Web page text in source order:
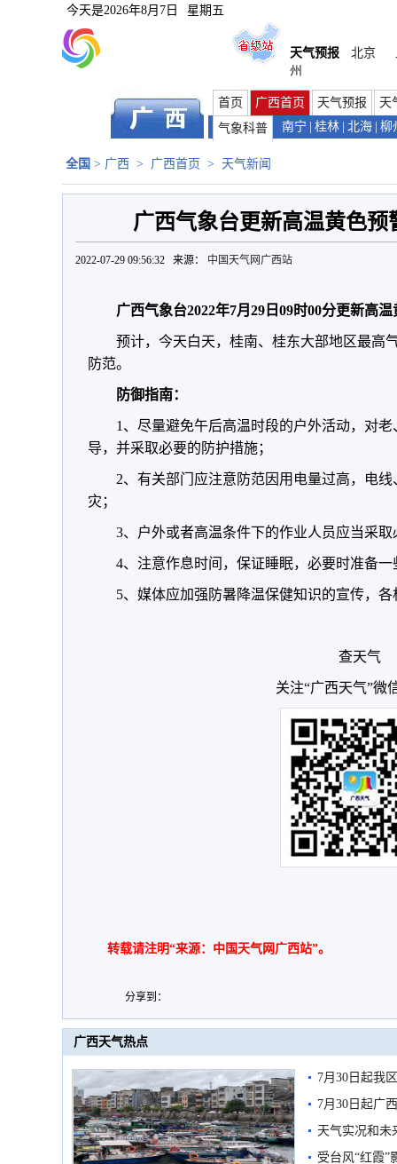
今天是2026年8月7日 星期五
天气预报 北京
州
首页 广西首页 天气预报
天
气象科普
南宁 桂林 北海 柳
全国 > 广西 > 广西首页 > 天气新闻
广西气象台更新高温黄色预
2022-07-29 09:56:32 来源： 中国天气网广西站
广西气象台2022年7月29日09时00分更新高
预计，今天白天，桂南、桂东大部地区最
防范。
防御指南：
1、尽量避免午后高温时段的户外活动，对
导，并采取必要的防护措施；
2、有关部门应注意防范因用电量过高，电
灾；
3、户外或者高温条件下的作业人员应当采
4、注意作息时间，保证睡眠，必要时准备
5、媒体应加强防暑降温保健知识的宣传，
查天气
关注“广西天气”微
转载请注明“来源：中国天气网广西站”。
分享到：
广西天气热点
7月30日起我
7月30日起广
天气实况和未
受台风“红霞”